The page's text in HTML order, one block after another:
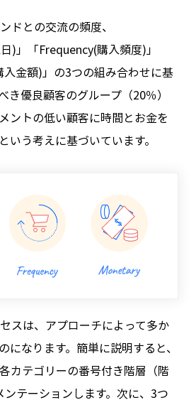
ドとの交流の頻度、
)」「Frequency(購入頻度)」
入金額)」の3つの組み合わせに基
き優良顧客のグループ（20％）
ントの低い顧客に時間とお金を
いう考えに基づいています。
スは、アプローチによって多か
になります。簡単に説明すると、
カテゴリーの番号付き階層（階
テーションします。次に、3つ